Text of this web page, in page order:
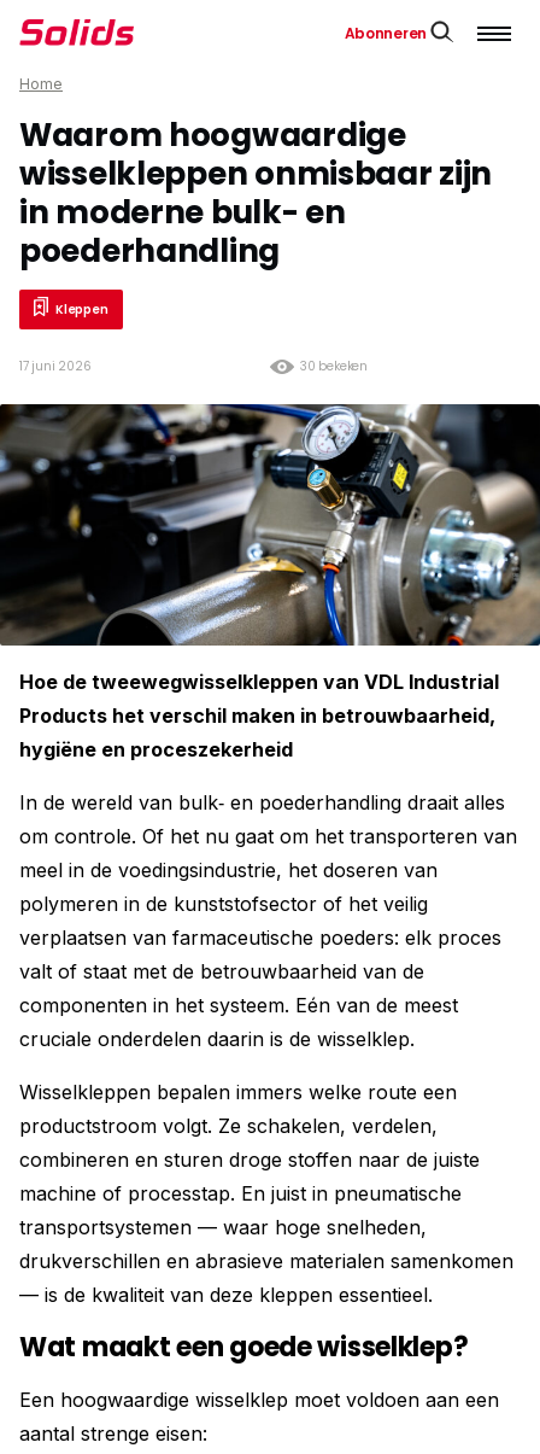
Abonneren
Home
Waarom hoogwaardige
wisselkleppen onmisbaar zijn
in moderne bulk- en
poederhandling
Kleppen
30 bekeken
17 juni 2026
Hoe de tweewegwisselkleppen van VDL Industrial
Products het verschil maken in betrouwbaarheid,
hygiëne en proceszekerheid
In de wereld van bulk‑ en poederhandling draait alles
om controle. Of het nu gaat om het transporteren van
meel in de voedingsindustrie, het doseren van
polymeren in de kunststofsector of het veilig
verplaatsen van farmaceutische poeders: elk proces
valt of staat met de betrouwbaarheid van de
componenten in het systeem. Eén van de meest
cruciale onderdelen daarin is de wisselklep.
Wisselkleppen bepalen immers welke route een
productstroom volgt. Ze schakelen, verdelen,
combineren en sturen droge stoffen naar de juiste
machine of processtap. En juist in pneumatische
transportsystemen — waar hoge snelheden,
drukverschillen en abrasieve materialen samenkomen
— is de kwaliteit van deze kleppen essentieel.
Wat maakt een goede wisselklep?
Een hoogwaardige wisselklep moet voldoen aan een
aantal strenge eisen: